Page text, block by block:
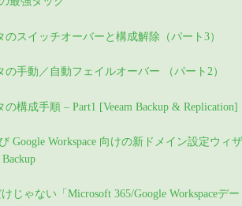
のスイッチオーバーと構成解除（パート3）
の手動／自動フェイルオーバー （パート2）
の構成手順 – Part1 [Veeam Backup & Replication]
Google Workspace 向けの新ドメイン設定ウィザ
じゃない「Microsoft 365/Google Workspaceデー